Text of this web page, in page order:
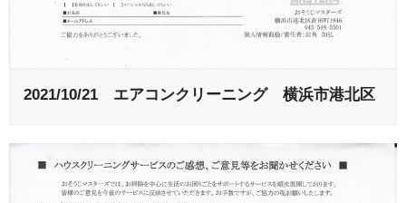
2021/10/21 エアコンクリーニング 横浜市港北区